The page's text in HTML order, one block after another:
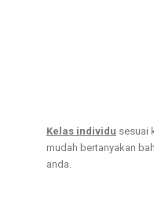
Kelas individu sesuai
mudah bertanyakan
anda.